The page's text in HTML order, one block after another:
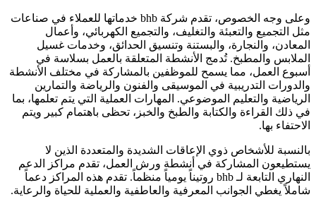
وعلى وجه الخصوص، تقدم شركة bhb خدماتها للعملاء في صناعات
مثل التجميع والتعبئة والتغليف، والتجميع الكهربائي، وأعمال
المعادن، والنجارة، والبستنة وتنسيق الحدائق، وخدمات غسيل
الملابس والمطبخ. تُدمج الأنشطة المتعلقة بالعمل بسلاسة في
أسبوع العمل، مما يسمح للموظفين بالمشاركة في مختلف الأنشطة
والدورات التدريبية في الموسيقى والفنون والرياضة والتمارين
الرياضية والتعليم الموضوعي. المهارات العملية التي يتم تعلمها، بما
في ذلك القراءة والكتابة والطبخ والخبز، تحظى باهتمام كبير ويتم
الاحتفاء بها.
بالنسبة للأشخاص ذوي الإعاقات الشديدة والمتعددة الذين لا
يستطيعون المشاركة في أنشطة ورش العمل، تقدم مراكز الدعم
النهاري التابعة لـ bhb روتيناً يومياً منظماً. تقدم هذه المراكز دعماً
شاملاً يغطي الجوانب المعرفية والعاطفية والعملية للحياة والرعاية.